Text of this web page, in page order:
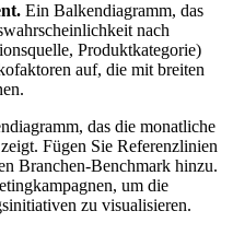
Ein Balkendiagramm, das
nach
Produktkategorie)
auf, die mit breiten
das die monatliche
Fügen Sie Referenzlinien
Branchen-Benchmark hinzu.
um die
zu visualisieren.